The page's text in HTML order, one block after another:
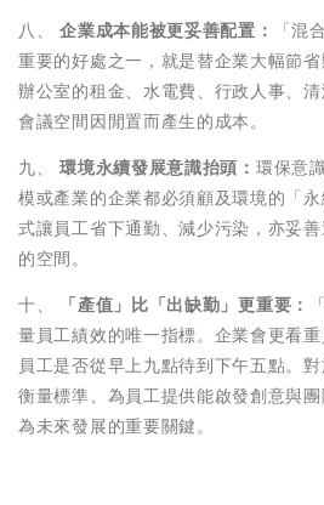
八、企業成本能被更妥善配置：
「混
重要的好處之一，就是替企業大幅節
辦公室的租金、水電費、行政人事、
會議空間因閒置而產生的成本。
九、環境永續發展意識抬頭： 環保意
模或產業的企業都必須顧及環境的「
式讓員工省下通勤、減少污染，亦妥
的空間。
十、
「產值」比「出缺勤」更重要：
量員工績效的唯一指標。企業會更看
員工是否從早上九點待到下午五點。
衡量標準、為員工提供能啟發創意與
為未來發展的重要關鍵。